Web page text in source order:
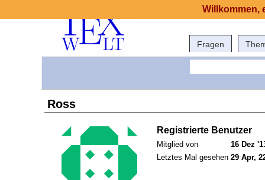
Fragen
Ross
Registrierte Benutzer
Mitglied von
16 Dez
Letztes Mal gesehen 29 Apr,
Willkommen,